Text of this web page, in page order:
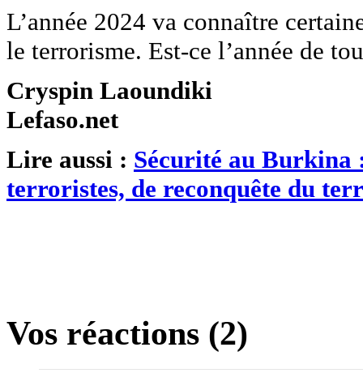
L’année 2024 va connaître
le terrorisme. Est-ce l’année de
Cryspin Laoundiki
Lefaso.net
Lire aussi : Sécurité au Burkina
terroristes, de reconquête du
Vos réactions (2)